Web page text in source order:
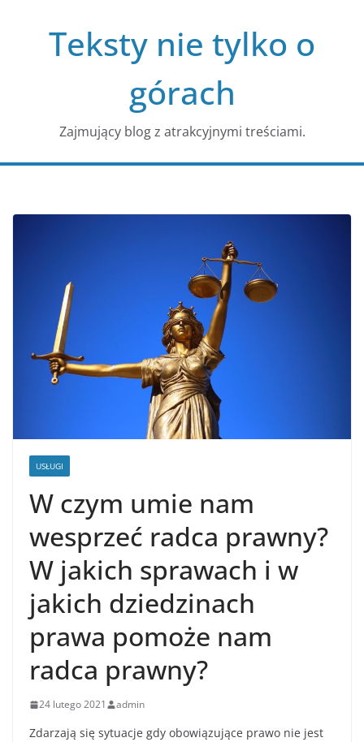
Teksty nie tylko o
górach
Zajmujący blog z atrakcyjnymi treściami.
USŁUGI
W czym umie nam
wesprzeć radca prawny?
W jakich sprawach i w
jakich dziedzinach
prawa pomoże nam
radca prawny?
24 lutego 2021 admin
Zdarzają się sytuacje gdy obowiązujące prawo nie jest